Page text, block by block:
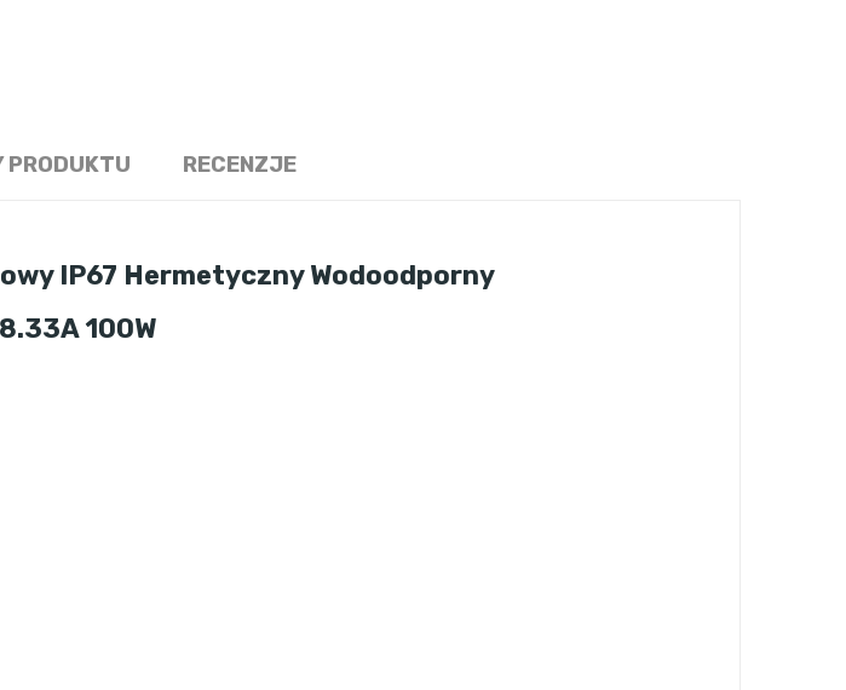
PRODUKTU RECENZJE
IP67 Hermetyczny Wodoodporny
100W